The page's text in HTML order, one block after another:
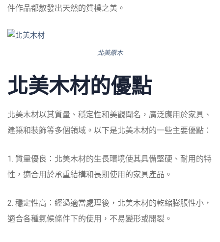
件作品都散發出天然的質樸之美。
北美原木
北美木材的優點
北美木材以其質量、穩定性和美觀聞名，廣泛應用於家具、
建築和裝飾等多個領域。以下是北美木材的一些主要優點：
1. 質量優良：北美木材的生長環境使其具備堅硬、耐用的特
性，適合用於承重結構和長期使用的家具產品。
2. 穩定性高：經過適當處理後，北美木材的乾縮膨脹性小，
適合各種氣候條件下的使用，不易變形或開裂。